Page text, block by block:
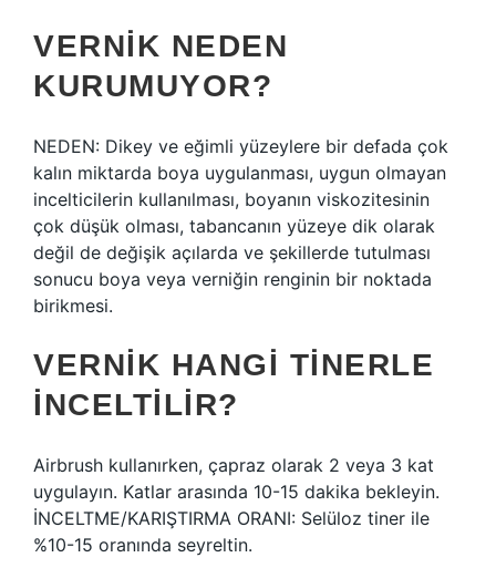
VERNIK NEDEN
KURUMUYOR?
NEDEN: Dikey ve eğimli yüzeylere bir defada çok
kalın miktarda boya uygulanması, uygun olmayan
incelticilerin kullanılması, boyanın viskozitesinin
çok düşük olması, tabancanın yüzeye dik olarak
değil de değişik açılarda ve şekillerde tutulması
sonucu boya veya verniğin renginin bir noktada
birikmesi.
VERNIK HANGI TINERLE
INCELTILIR?
Airbrush kullanırken, çapraz olarak 2 veya 3 kat
uygulayın. Katlar arasında 10-15 dakika bekleyin.
İNCELTME/KARIŞTIRMA ORANI: Selüloz tiner ile
%10-15 oranında seyreltin.